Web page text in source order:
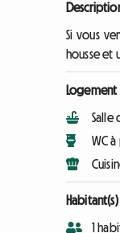
Si vous
housse et
Logement
Salle
WC
1